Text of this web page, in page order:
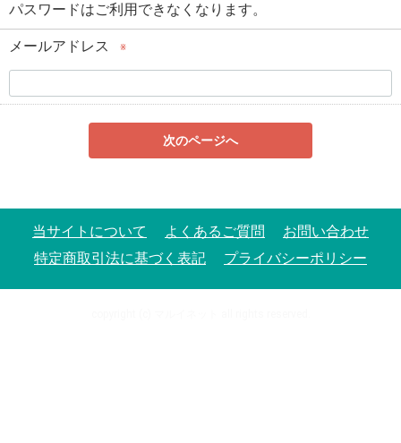
パスワードはご利用できなくなります。
メールアドレス ※
次のページへ
当サイトについて よくあるご質問
お問い合わせ
特定商取引法に基づく表記
プライバシーポリシー